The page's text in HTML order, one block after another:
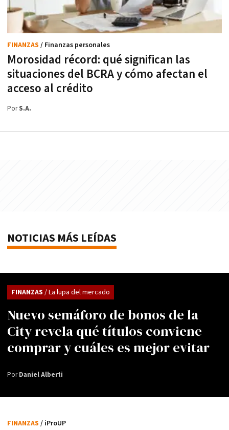
Morosidad récord: qué significan las
situaciones del BCRA y cómo afectan el
acceso al crédito
FINANZAS / Finanzas personales
PorS.A.
NOTICIAS MÁS LEÍDAS
Nuevo semáforo de bonos de la
City revela qué títulos conviene
comprar y cuáles es mejor evitar
FINANZAS / La lupa del mercado
PorDaniel Alberti
FINANZAS / iProUP